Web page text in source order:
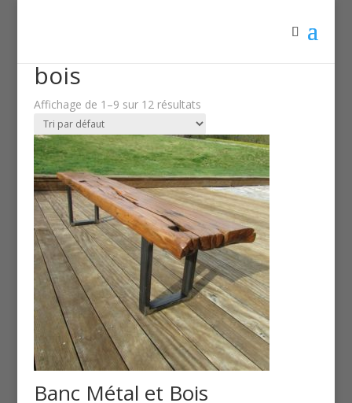
bois
Affichage de 1–9 sur 12 résultats
Banc Métal et Bois